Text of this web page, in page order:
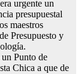
urgente un
presupuestal
maestros
Presupuesto y
Punto de
Chica a que de